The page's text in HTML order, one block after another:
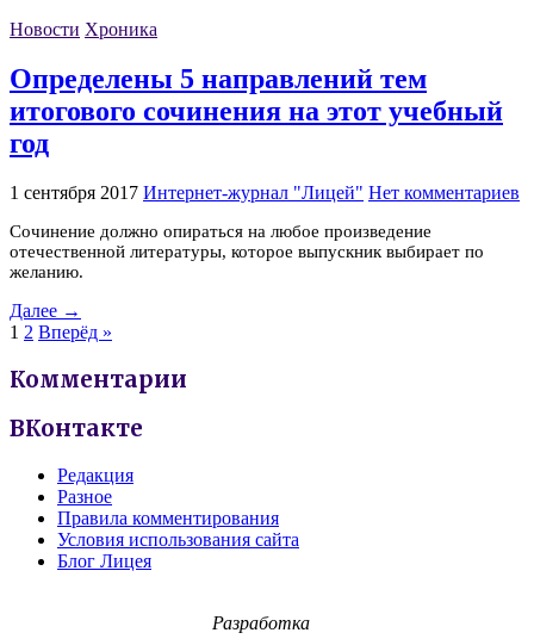
Новости Хроника
Определены 5 направлений тем
итогового сочинения на этот учебный
год
1 сентября 2017 Интернет-журнал "Лицей" Нет комментариев
Сочинение должно опираться на любое произведение
отечественной литературы, которое выпускник выбирает по
желанию.
Далее →
1 2 Вперёд »
Комментарии
ВКонтакте
Редакция
Разное
Правила комментирования
Условия использования сайта
Блог Лицея
Разработка